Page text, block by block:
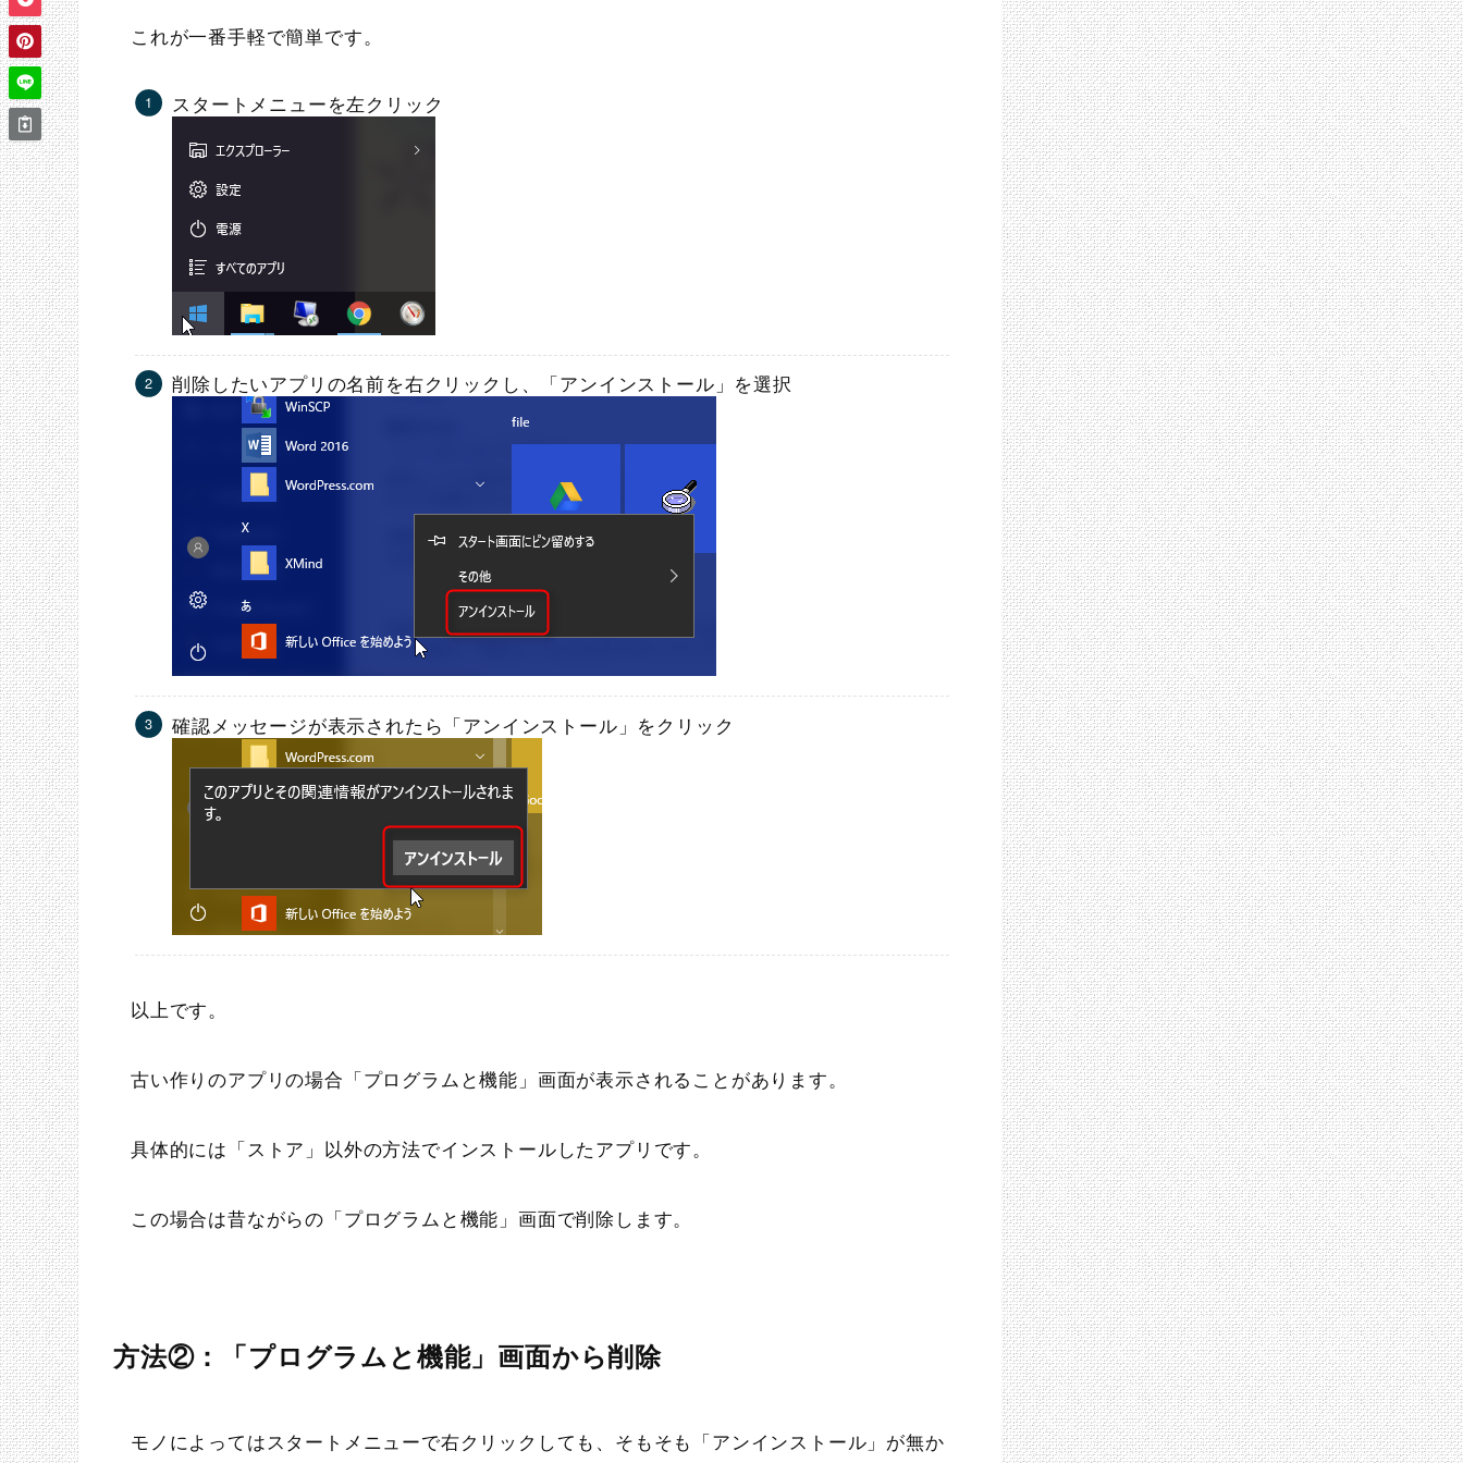
これが一番手軽で簡単です。
スタートメニューを左クリック
削除したいアプリの名前を右クリックし、「アンインストール」を選択
確認メッセージが表示されたら「アンインストール」をクリック
以上です。
古い作りのアプリの場合「プログラムと機能」画面が表示されることがあります。
具体的には「ストア」以外の方法でインストールしたアプリです。
この場合は昔ながらの「プログラムと機能」画面で削除します。
方法②：「プログラムと機能」画面から削除
モノによってはスタートメニューで右クリックしても、そもそも「アンインストール」が無か